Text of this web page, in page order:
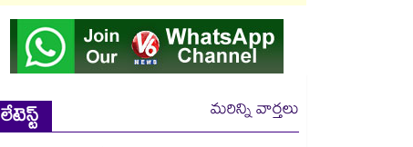
లేటెస్ట్
మరిన్ని వార్తలు